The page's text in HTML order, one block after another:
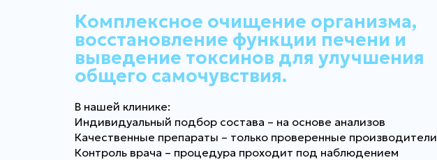
Комплексное очищение организма,
восстановление функции печени и
выведение токсинов для улучшения
общего самочувствия.
В нашей клинике:
Индивидуальный подбор состава – на основе анализов
Качественные препараты – только проверенные производители
Контроль врача – процедура проходит под наблюдением